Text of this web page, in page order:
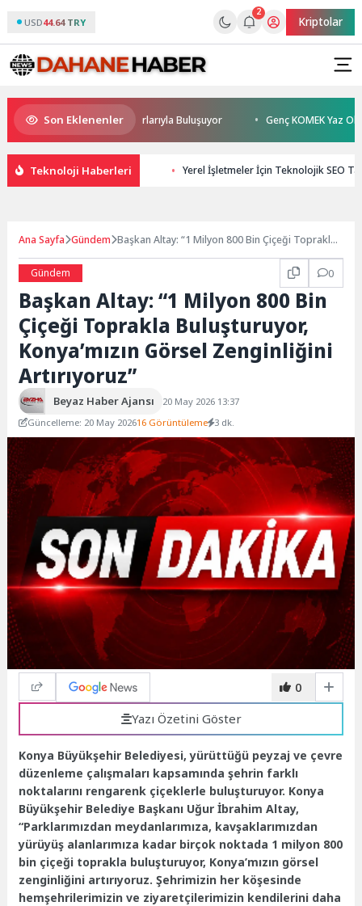
USD44.64 TRY
2
Kriptolar
Son Eklenenler
Sönmez TESAK’ta Okurlarıyla Buluşuyor Genç KOMEK Yaz Okulu
Teknoloji Haberleri Yerel İşletmeler İçin Teknolojik SEO
Ana Sayfa Gündem Başkan Altay: “1 Milyon 800 Bin Çiçeği Toprakla
Gündem 0
Başkan Altay: “1 Milyon 800 Bin
Çiçeği Toprakla Buluşturuyor,
Konya’mızın Görsel Zenginliğini
Artırıyoruz”
Beyaz Haber Ajansı
20 May 2026 13:37
Güncelleme: 20 May 202616 Görüntüleme 3 dk.
0
Yazı Özetini Göster
Konya Büyükşehir Belediyesi, yürüttüğü peyzaj ve çevre
düzenleme çalışmaları kapsamında şehrin farklı
noktalarını rengarenk çiçeklerle buluşturuyor. Konya
Büyükşehir Belediye Başkanı Uğur İbrahim Altay,
“Parklarımızdan meydanlarımıza, kavşaklarımızdan
yürüyüş alanlarımıza kadar birçok noktada 1 milyon 800
bin çiçeği toprakla buluşturuyor, Konya’mızın görsel
zenginliğini artırıyoruz. Şehrimizin her köşesinde
hemşehrilerimizin ve ziyaretçilerimizin kendilerini daha